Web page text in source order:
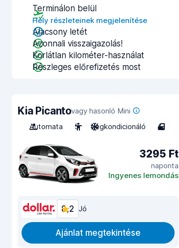
Terminálon belül
Hely részleteinek megjelenítése
Alacsony letét
Azonnali visszaigazolás!
Korlátlan kilométer-használat
Részleges előrefizetés most
Kia Picantovagy hasonló Mini
Automata
5 Légkondicionáló 4
3295 Ft
naponta
Ingyenes lemondás
8,2 Jó
Ajánlat megtekintése